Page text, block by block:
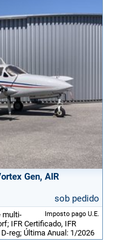
Gen, AIR
sob pedido
Imposto pago U.E.
multi-
IFR Certificado, IFR
reg; Última Anual: 1/2026